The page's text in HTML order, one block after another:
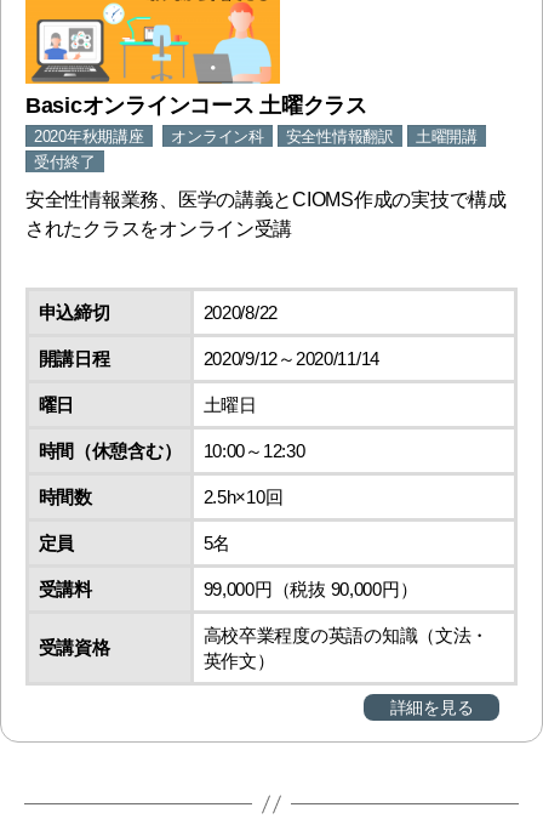
Basicオンラインコース 土曜クラス
2020年秋期講座 オンライン科 安全性情報翻訳
土曜開講
受付終了
安全性情報業務、医学の講義とCIOMS作成の実技で構成
されたクラスをオンライン受講
申込締切 2020/8/22
開講日程 2020/9/12～2020/11/14
曜日 土曜日
時間（休憩含む） 10:00～12:30
時間数 2.5h×10回
定員 5名
受講料 99,000円（税抜 90,000円）
受講資格
高校卒業程度の英語の知識（文法・
英作文）
詳細を見る